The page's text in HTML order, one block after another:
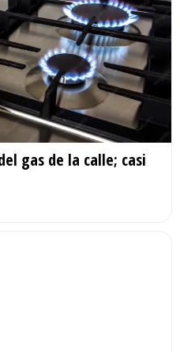
gas de la calle; casi